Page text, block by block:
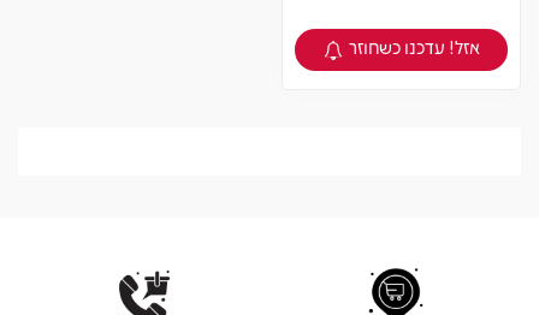
צפיה במוצר
אזל! עדכנו כשחוזר